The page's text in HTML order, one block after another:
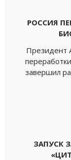
РОССИЯ
Президент
завершил
ЗАПУСК